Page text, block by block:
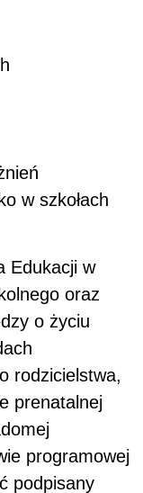
w szkołach
Edukacji w
oraz
o życiu
rodzicielstwa,
prenatalnej
programowej
podpisany